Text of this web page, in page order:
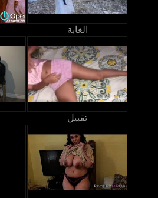
الغابة
تقبيل